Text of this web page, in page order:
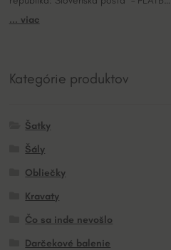
VOPRED: 7,20€.
... viac
Kategórie produktov
Šatky
Šály
Obliečky
Kravaty
Čo sa inde nevošlo
Darčekové balenie